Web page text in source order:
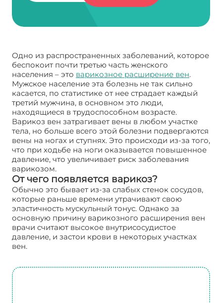
Одно из распространенных заболеваний, которое
беспокоит почти третью часть женского
населения – это варикозное расширение вен.
Мужское население эта болезнь не так сильно
касается, по статистике от нее страдает каждый
третий мужчина, в основном это люди,
находящиеся в трудоспособном возрасте.
Варикоз вен затрагивает вены в любом участке
тела, но больше всего этой болезни подвергаются
вены на ногах и ступнях. Это происходи из-за того,
что при ходьбе на ноги оказывается повышенное
давление, что увеличивает риск заболевания
варикозом.
От чего появляется варикоз?
Обычно это бывает из-за слабых стенок сосудов,
которые раньше времени утрачивают свою
эластичность мускульный тонус. Однако за
основную причину варикозного расширения вен
врачи считают высокое внутрисосудистое
давление, и застои крови в некоторых участках
вен.